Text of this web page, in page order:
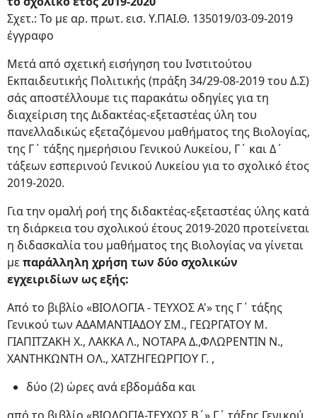
Σχετ.: Το με αρ. πρωτ. εισ. Υ.ΠΑΙ.Θ. 135019/03-09-2019
έγγραφο
Μετά από σχετική εισήγηση του Ινστιτούτου
Εκπαιδευτικής Πολιτικής (πράξη 34/29-08-2019 του Δ.Σ)
σάς αποστέλλουμε τις παρακάτω οδηγίες για τη
διαχείριση της Διδακτέας-εξεταστέας ύλη του
πανελλαδικώς εξεταζόμενου μαθήματος της Βιολογίας,
της Γ΄ τάξης ημερήσιου Γενικού Λυκείου, Γ΄ και Δ΄
τάξεων εσπερινού Γενικού Λυκείου για το σχολικό έτος
2019-2020.
Για την ομαλή ροή της διδακτέας-εξεταστέας ύλης κατά
τη διάρκεια του σχολικού έτους 2019-2020 προτείνεται
η διδασκαλία του μαθήματος της Βιολογίας να γίνεται
μεπαράλληλη χρήση των δύο σχολικών
εγχειριδίων ως εξής:
Από το βιβλίο «ΒΙΟΛΟΓΙΑ - ΤΕΥΧΟΣ Α'» της Γ΄ τάξης
Γενικού των ΑΔΑΜΑΝΤΙΑΔΟΥ ΣΜ., ΓΕΩΡΓΑΤΟΥ Μ.
ΓΙΑΠΙΤΖΑΚΗ Χ., ΛΑΚΚΑ Λ., ΝΟΤΑΡΑ Δ.,ΦΛΩΡΕΝΤΙΝ Ν.,
ΧΑΝΤΗΚΩΝΤΗ ΟΛ., ΧΑΤΖΗΓΕΩΡΓΙΟΥ Γ. ,
δύο (2) ώρες ανά εβδομάδα και